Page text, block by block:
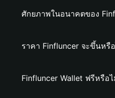
ศักยภาพในอนาคตของ
ราคา Finfluncer จะขึ้นหรื
Finfluncer Wallet ฟรีหรือ